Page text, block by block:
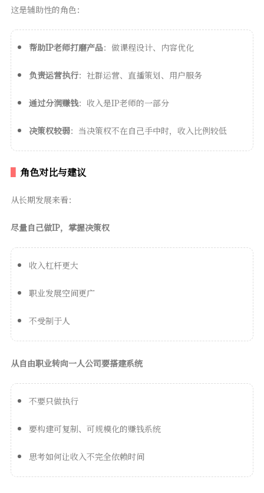
这是辅助性的角色：
帮助IP老师打磨产品：做课程设计、内容优化
负责运营执行：社群运营、直播策划、用户服务
通过分润赚钱：收入是IP老师的一部分
决策权较弱：当决策权不在自己手中时，收入比例较低
角色对比与建议
从长期发展来看：
尽量自己做IP，掌握决策权
收入杠杆更大
职业发展空间更广
不受制于人
从自由职业转向一人公司要搭建系统
不要只做执行
要构建可复制、可规模化的赚钱系统
思考如何让收入不完全依赖时间